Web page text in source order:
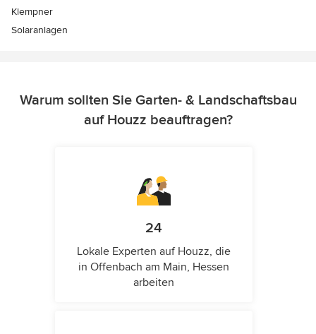
Klempner
Solaranlagen
Warum sollten Sie Garten- & Landschaftsbau
auf Houzz beauftragen?
24
Lokale Experten auf Houzz, die
in Offenbach am Main, Hessen
arbeiten